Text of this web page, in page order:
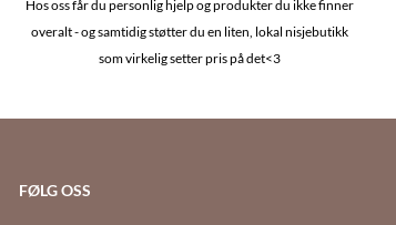
Hos oss får du personlig hjelp og produkter du ikke finner
overalt - og samtidig støtter du en liten, lokal nisjebutikk
som virkelig setter pris på det<3
FØLG OSS